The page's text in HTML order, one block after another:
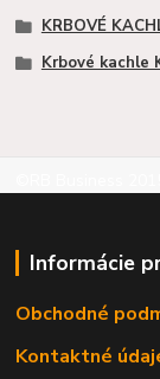
KRBOVÉ
Krbové kachle
Informácie
Obchodné
Kontaktné